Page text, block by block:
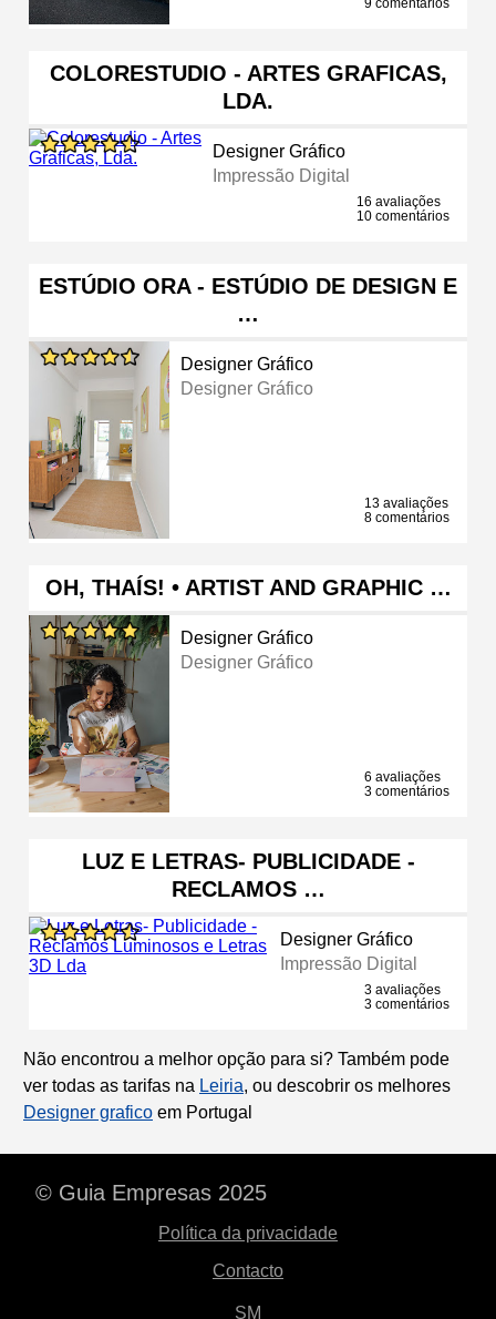
COLORESTUDIO - ARTES GRAFICAS,
LDA.
Designer Gráfico
Impressão Digital
16 avaliações
10 comentários
ESTÚDIO ORA - ESTÚDIO DE DESIGN E
…
Designer Gráfico
Designer Gráfico
13 avaliações
8 comentários
OH, THAÍS! • ARTIST AND GRAPHIC …
Designer Gráfico
Designer Gráfico
6 avaliações
3 comentários
LUZ E LETRAS- PUBLICIDADE -
RECLAMOS …
Designer Gráfico
Impressão Digital
3 avaliações
3 comentários
Não encontrou a melhor opção para si? Também pode
ver todas as tarifas na Leiria, ou descobrir os melhores
Designer grafico em Portugal
© Guia Empresas 2025
Política da privacidade
Contacto
SM